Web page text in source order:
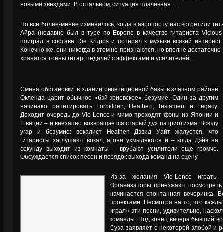
новыми звёздами. В остальном, ситуация плачевная…
Но всё более-менее изменилось, когда в аэропорту нас встретили
Айра (недавно был в туре по Европе в качестве гитариста
поиграл в составе Die Krupps и потерял к музыке всякий
Конечно же, они никогда в этом не признаются, но вполне
хранятся тонны гитар, педалей с эффектами и усилителей…
Смена обстановки: в здании репетиционной базы в злачном районе
Окленда царит обычное «бэй-эриевское» безумие. Один за другим
начинают репетировать Forbidden, Heathen, Testament и Legacy.
Доходит очередь до Vio-Lence и мимо проходят фэны из Японии и
Швеции – и внезапно возвращается старый дух патриотизма. Всюду
угар и безумие: вокалист Heathen Дэвид Уайт жалуется, что
гитаристы заглушают вокал; а они ухмыляются и – когда Дэйв на
секунду выходит из комнаты – врубают усилители ещё громче.
Обсуждается список песен и порядок выхода команд на сцену.
Из-за желания Vio-Lence играть
Организаторы приезжают
начинается спонтанная вечеринка.
проектами. Несмотря на то, что
играл» эти песни, удивительно,
команды. Под конец вечера бывший
Суза заявляет с некоторой злобой и